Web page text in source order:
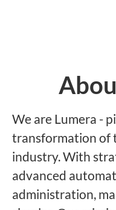
We are Lumera -
transformation of
industry. With
advanced
administration,